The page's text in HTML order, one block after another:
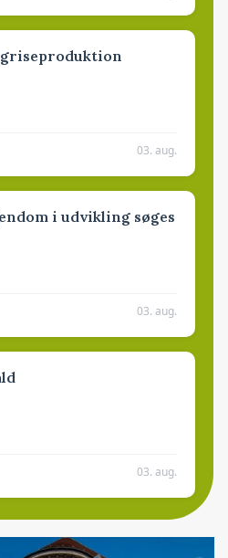
03. aug.
i udvikling søges
03. aug.
03. aug.